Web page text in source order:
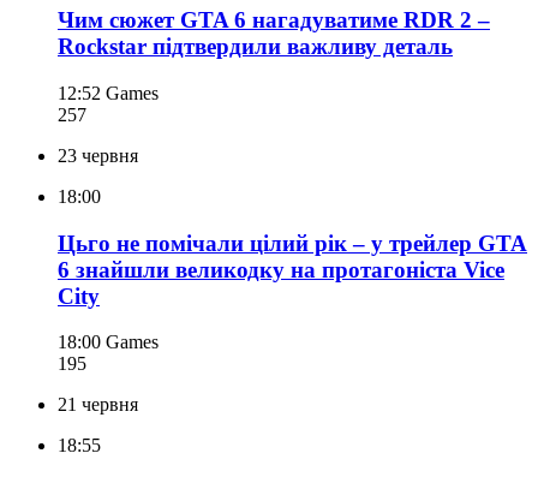
Чим сюжет GTA 6 нагадуватиме RDR 2 –
Rockstar підтвердили важливу деталь
12:52 Games
257
23 червня
18:00
Цьго не помічали цілий рік – у трейлер GTA
6 знайшли великодку на протагоніста Vice
City
18:00 Games
195
21 червня
18:55